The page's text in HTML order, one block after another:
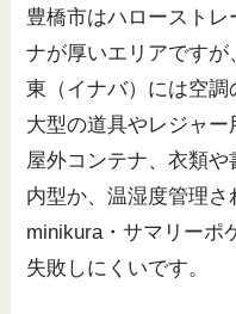
豊橋市はハロースト
ナが厚いエリアです
東（イナバ）には空調
大型の道具やレジャ
屋外コンテナ、衣類
内型か、温湿度管理
minikura・サマリーポ
失敗しにくいです。